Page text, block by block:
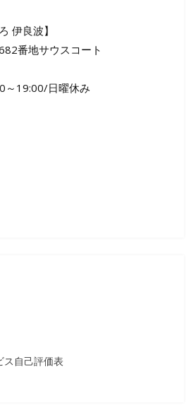
伊良波】
番地サウスコート
19:00/日曜休み
ス自己評価表